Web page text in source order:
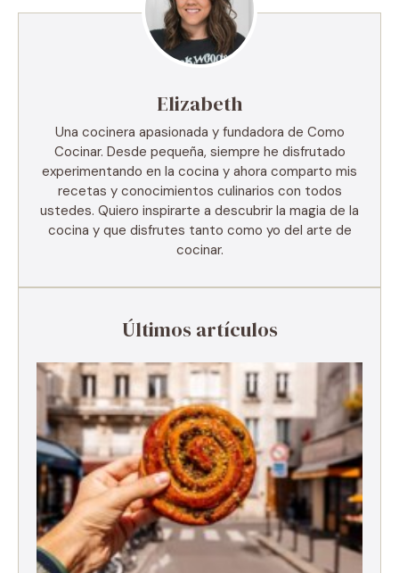
Elizabeth
Una cocinera apasionada y fundadora de Como
Cocinar. Desde pequeña, siempre he disfrutado
experimentando en la cocina y ahora comparto mis
recetas y conocimientos culinarios con todos
ustedes. Quiero inspirarte a descubrir la magia de la
cocina y que disfrutes tanto como yo del arte de
cocinar.
Últimos artículos